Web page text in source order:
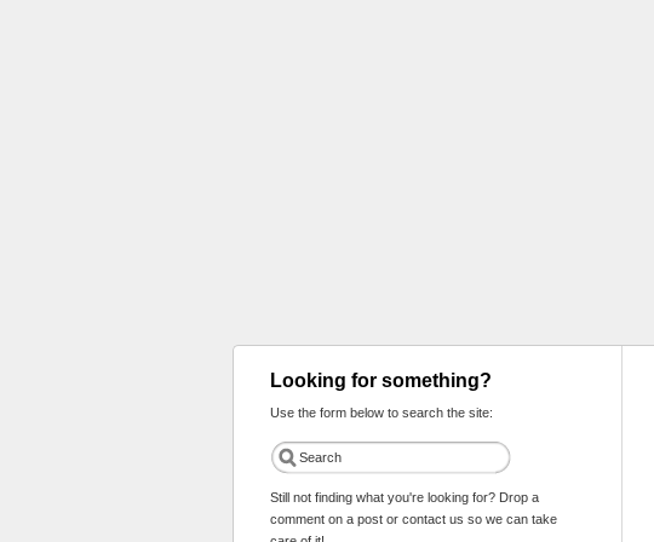
Looking for something?
Use the form below to search the site:
Still not finding what you're looking for? Drop a
comment on a post or contact us so we can take